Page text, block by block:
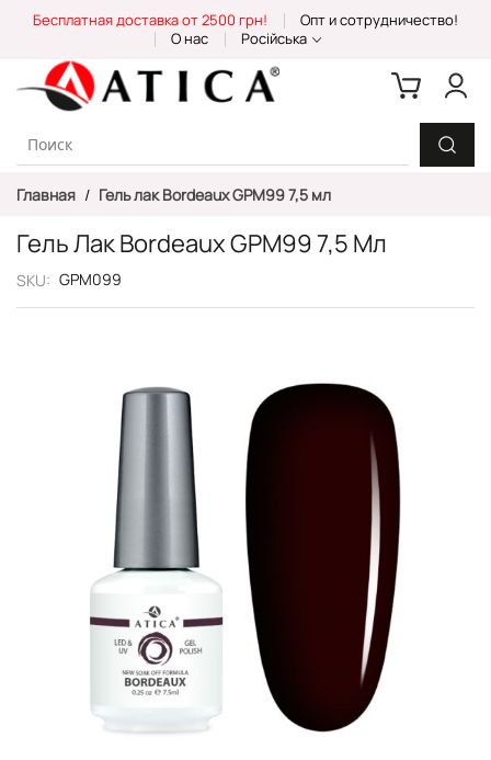
Content
Бесплатная доставка от 2500 грн!
Опт и сотрудничество!
О нас
Російська
Главная Гель лак Bordeaux GPM99 7,5 мл
Гель Лак Bordeaux GPM99 7,5 Мл
SKU GPM099
изображений